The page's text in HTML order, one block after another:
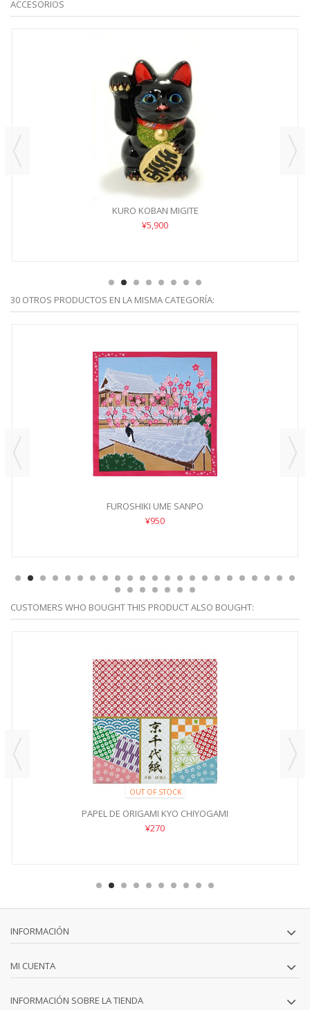
ACCESORIOS
KURO KOBAN MIGITE
¥5,900
30 OTROS PRODUCTOS EN LA MISMA CATEGORÍA:
FUROSHIKI UME SANPO
¥950
CUSTOMERS WHO BOUGHT THIS PRODUCT ALSO BOUGHT:
OUT OF STOCK
PAPEL DE ORIGAMI KYO CHIYOGAMI
¥270
INFORMACIÓN
MI CUENTA
INFORMACIÓN SOBRE LA TIENDA